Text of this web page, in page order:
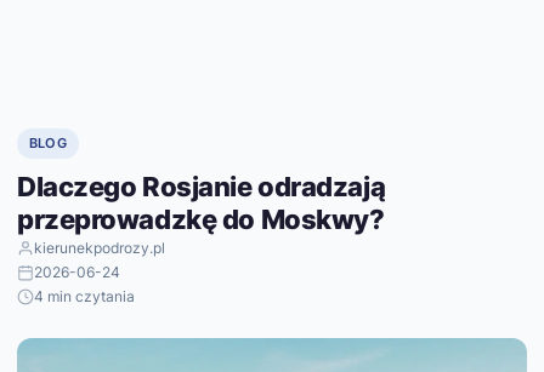
BLOG
Dlaczego Rosjanie odradzają
przeprowadzkę do Moskwy?
kierunekpodrozy.pl
2026-06-24
4 min czytania